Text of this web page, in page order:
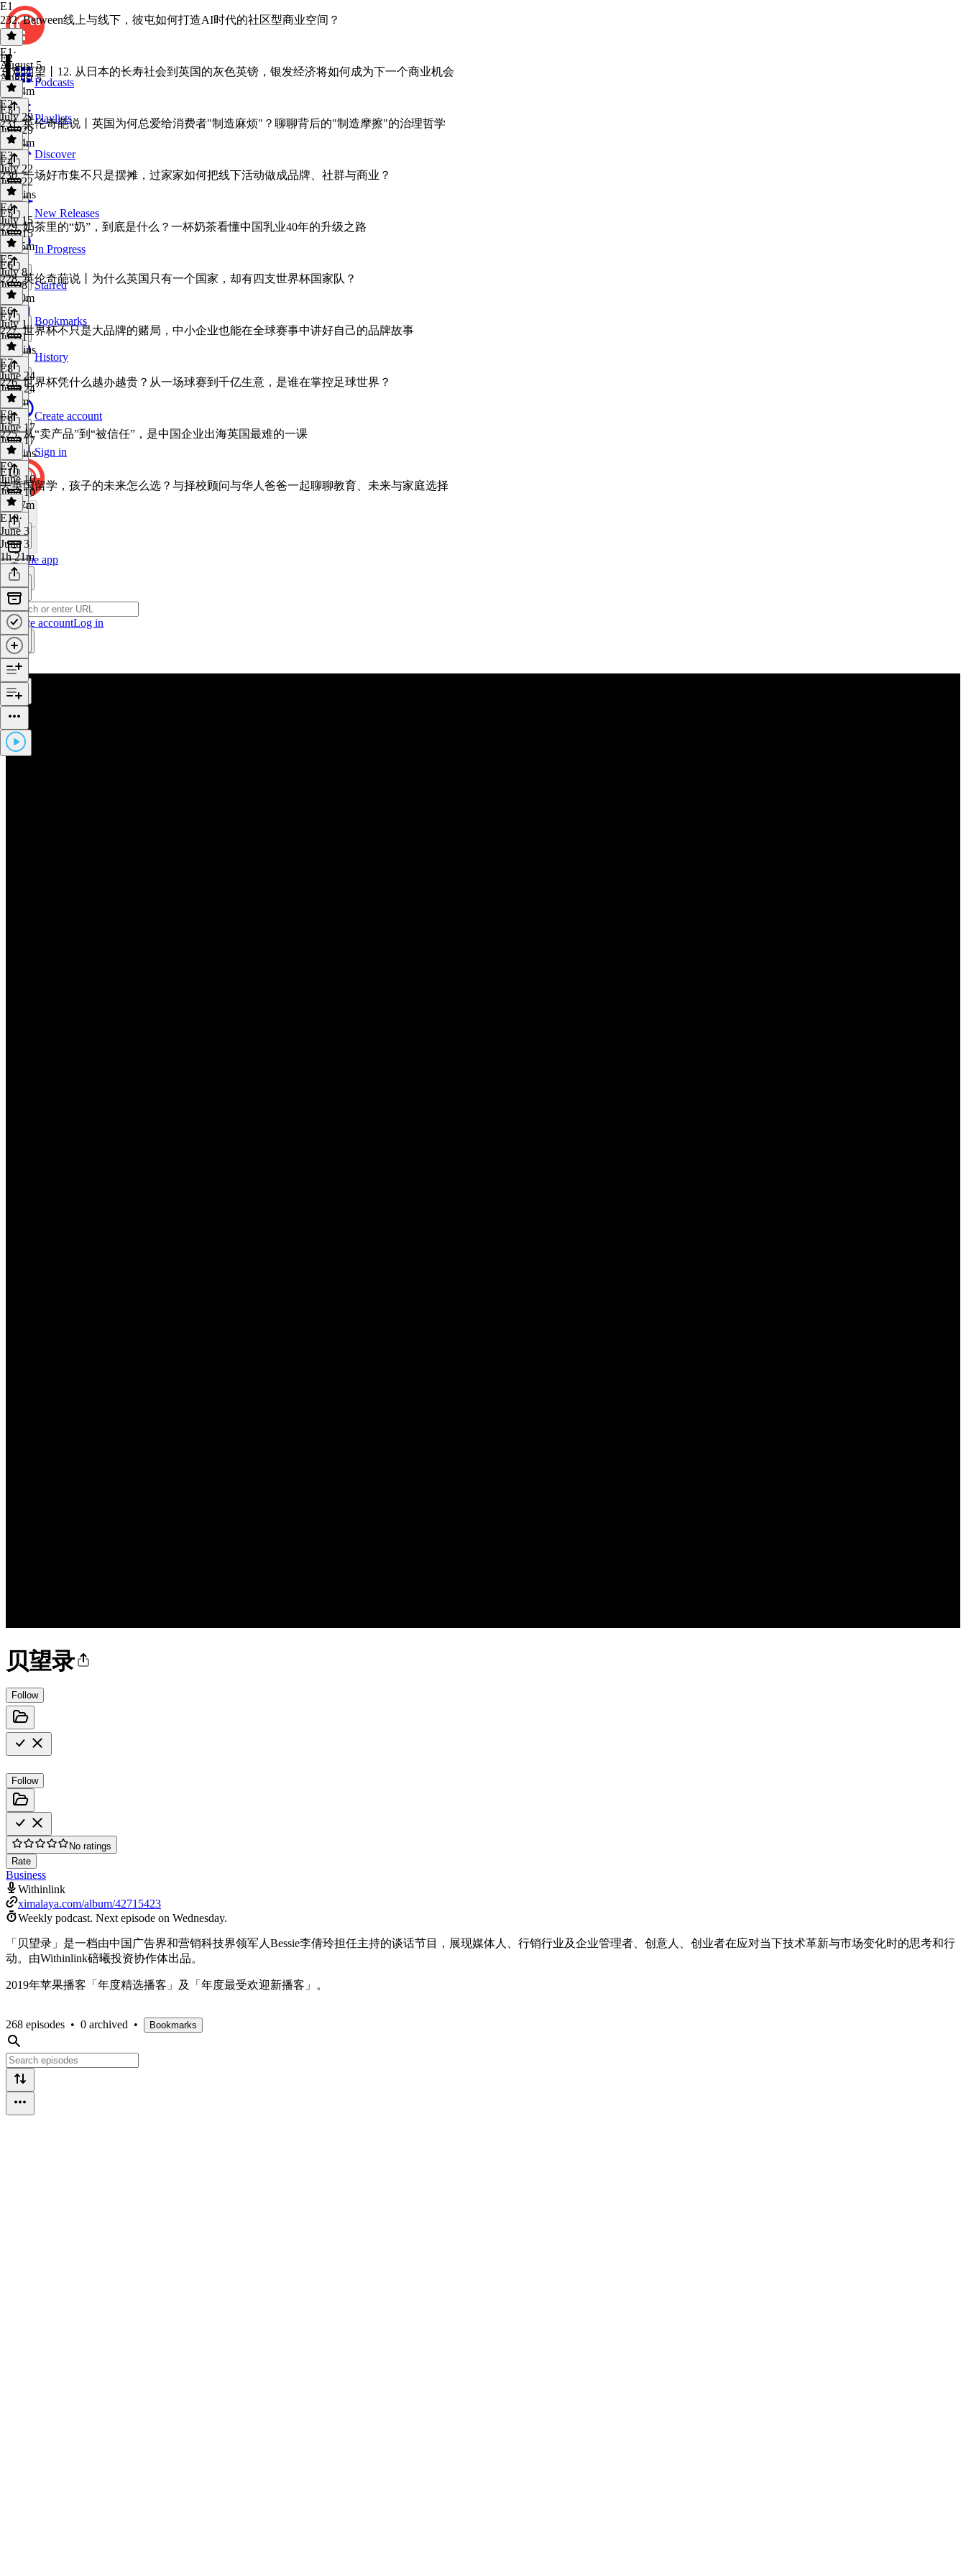
Podcasts
Playlists
Discover
New Releases
In Progress
Starred
Bookmarks
History
Create account
Sign in
Get the app
Create accountLog in
贝望录
Follow
Follow
No ratings
Rate
Business
Withinlink
ximalaya.com/album/42715423
Weekly podcast. Next episode on Wednesday.
「贝望录」是一档由中国广告界和营销科技界领军人Bessie李倩玲担任主持的谈话节目，展现媒体人、行销行业及企业管理者、创意人、创业者在应对当下技术革新与市场变化时的思考和行
动。由Withinlink碚曦投资协作体出品。
2019年苹果播客「年度精选播客」及「年度最受欢迎新播客」。
268 episodes • 0 archived • Bookmarks
E1
232. Between线上与线下，彼屯如何打造AI时代的社区型商业空间？
E1·
August 5
August 5
1h 14m
E2
东观西望丨12. 从日本的长寿社会到英国的灰色英镑，银发经济将如何成为下一个商业机会
E2·
July 29
July 29
1h 14m
E3
231. 英伦奇葩说丨英国为何总爱给消费者"制造麻烦"？聊聊背后的"制造摩擦"的治理哲学
E3·
July 22
July 22
39 mins
E4
230. 一场好市集不只是摆摊，过家家如何把线下活动做成品牌、社群与商业？
E4·
July 15
July 15
1h 15m
E5
229. 奶茶里的“奶”，到底是什么？一杯奶茶看懂中国乳业40年的升级之路
E5·
July 8
July 8
1h 30m
E6
228. 英伦奇葩说丨为什么英国只有一个国家，却有四支世界杯国家队？
E6·
July 1
July 1
23 mins
E7
227. 世界杯不只是大品牌的赌局，中小企业也能在全球赛事中讲好自己的品牌故事
E7·
June 24
June 24
1h 8m
E8
226. 世界杯凭什么越办越贵？从一场球赛到千亿生意，是谁在掌控足球世界？
E8·
June 17
June 17
59 mins
E9
225. 从“卖产品”到“被信任”，是中国企业出海英国最难的一课
E9·
June 10
June 10
1h 37m
E10
去英国留学，孩子的未来怎么选？与择校顾问与华人爸爸一起聊聊教育、未来与家庭选择
E10·
June 3
June 3
1h 21m